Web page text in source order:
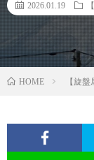
2026.01.19
HOME 【旋